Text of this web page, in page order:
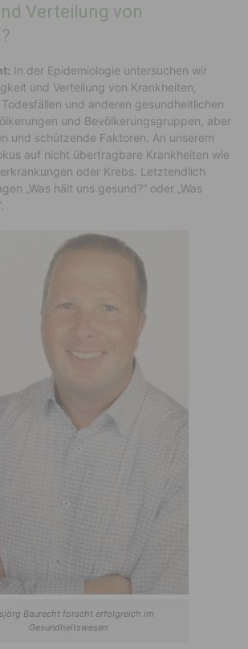
Verteilung von
In der Epidemiologie untersuchen wir
und Verteilung von Krankheiten,
und anderen gesundheitlichen
und Bevölkerungsgruppen, aber
und schützende Faktoren. An unserem
auf nicht übertragbare Krankheiten wie
oder Krebs. Letztendlich
„Was hält uns gesund?“ oder „Was
Baurecht forscht erfolgreich im
Gesundheitswesen